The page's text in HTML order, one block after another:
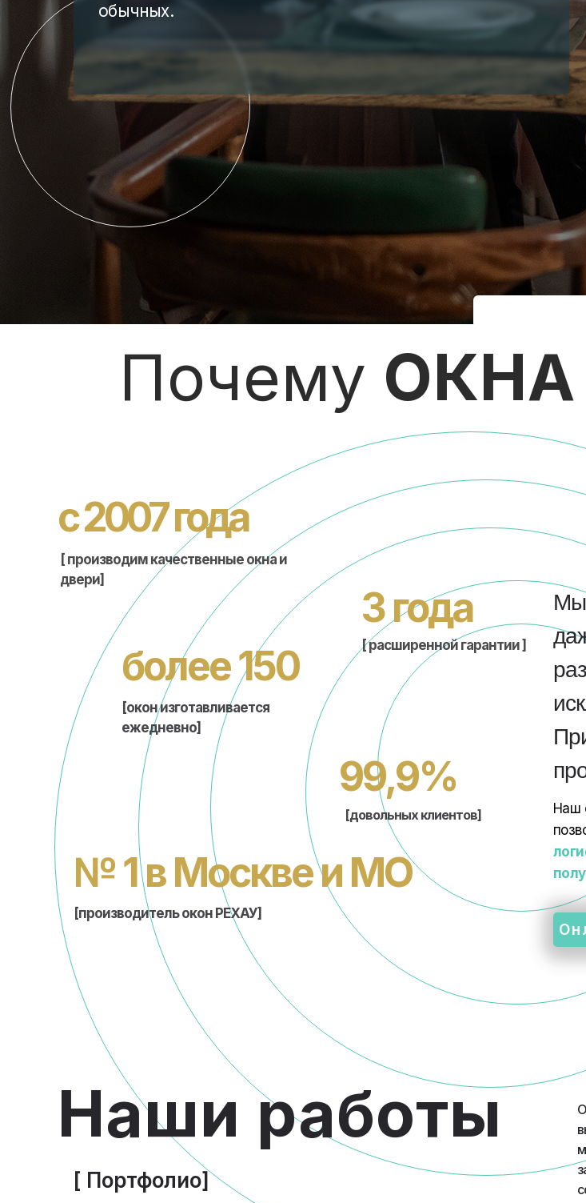
Заказать
обычных.
Почему ОКНА
Мы
Наш
с 2007 года
[ производим качественные окна и
двери]
3 года
[ расширенной гарантии ]
более 150
[окон изготавливается
ежедневно]
99,9%
[довольных клиентов]
№ 1 в Москве и МО
[производитель окон РЕХАУ]
[ Портфолио]
Наши работы